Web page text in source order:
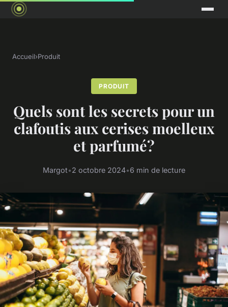
Accueil›Produit
PRODUIT
Quels sont les secrets pour un
clafoutis aux cerises moelleux
et parfumé?
Margot•2 octobre 2024•6 min de lecture